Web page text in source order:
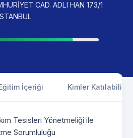
CAD. ADLI HAN 173/1
İçeriği Kimler Katılabilir
Tesisleri Yönetmeliği ile
Sorumluluğu